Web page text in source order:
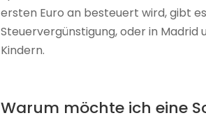
ersten Euro an besteuert wird, gibt
Steuervergünstigung, oder in Madrid
Kindern.
Warum möchte ich eine